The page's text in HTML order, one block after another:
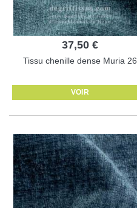
37,50 €
Tissu chenille dense Muria 26
VOIR